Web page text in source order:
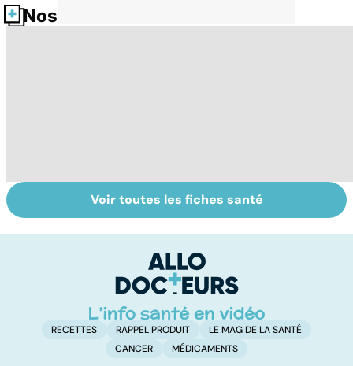
Nos fiches santé
Tout savoir sur
les infections
Inflammation des
amygdales : que
d'angine ?
Voir toutes les fiches santé
RECETTES RAPPEL PRODUIT
LE MAG DE LA SANTÉ
CANCER
MÉDICAMENTS